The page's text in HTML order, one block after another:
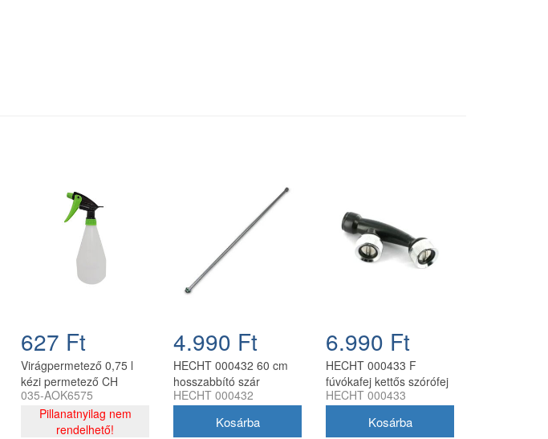
627 Ft
Virágpermetező 0,75 l
kézi permetező CH
035-AOK6575
Pillanatnyilag nem
rendelhető!
4.990 Ft
HECHT 000432 60 cm
hosszabbító szár
permetezőhöz
HECHT 000432
6.990 Ft
HECHT 000433 F
fúvókafej kettős szórófej
permetezőhöz
HECHT 000433